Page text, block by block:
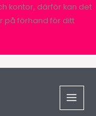
kontor, därför kan det
på förhand för ditt